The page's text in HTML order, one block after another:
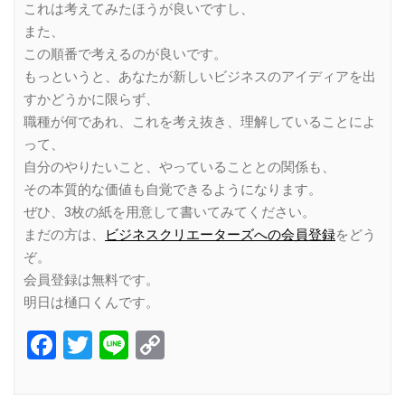
これは考えてみたほうが良いですし、
また、
この順番で考えるのが良いです。
もっというと、あなたが新しいビジネスのアイディアを出
すかどうかに限らず、
職種が何であれ、これを考え抜き、理解していることによ
って、
自分のやりたいこと、やっていることとの関係も、
その本質的な価値も自覚できるようになります。
ぜひ、3枚の紙を用意して書いてみてください。
まだの方は、
ビジネスクリエーターズへの会員登録をどう
ぞ。
会員登録は無料です。
明日は樋口くんです。
Facebook
Twitter
Line